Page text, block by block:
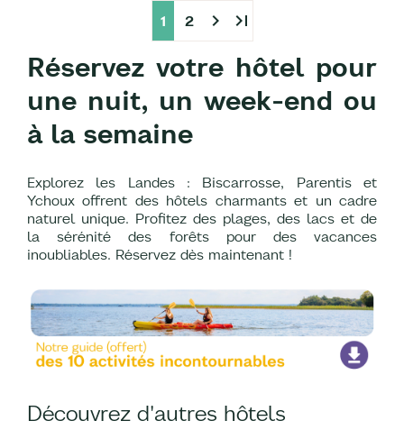
1 2 chevron_right last_page
Réservez votre hôtel pour
une nuit, un week-end ou
à la semaine
Explorez les Landes : Biscarrosse, Parentis et
Ychoux offrent des hôtels charmants et un cadre
naturel unique. Profitez des plages, des lacs et de
la sérénité des forêts pour des vacances
inoubliables. Réservez dès maintenant !
Découvrez d'autres hôtels